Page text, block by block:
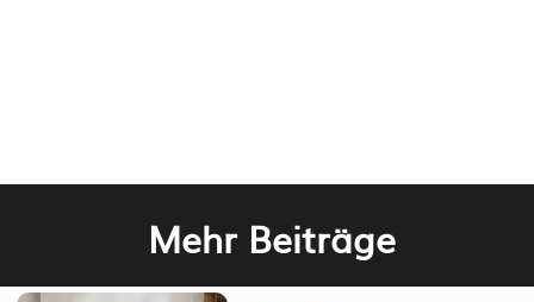
Mehr Beiträge